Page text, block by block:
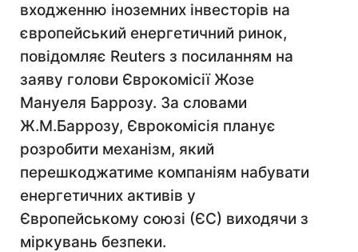
входженню іноземних інвесторів на
європейський енергетичний ринок,
повідомляє Reuters з посиланням на
заяву голови Єврокомісії Жозе
Мануеля Баррозу. За словами
Ж.М.Баррозу, Єврокомісія планує
розробити механізм, який
перешкоджатиме компаніям набувати
енергетичних активів у
Європейському союзі (ЄС) виходячи з
міркувань безпеки.